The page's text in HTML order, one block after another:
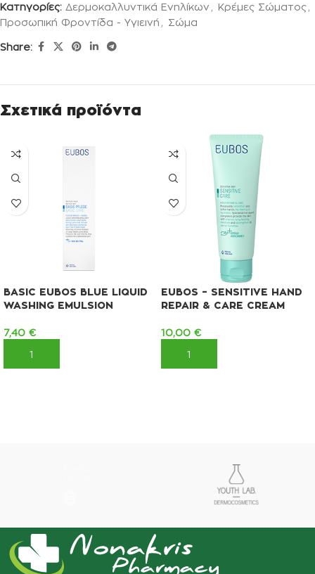
Κατηγορίες: Δερμοκαλλυντικά Ενηλίκων , Κρέμες Σώματος ,
Προσωπική Φροντίδα - Υγιεινή , Σώμα
Share:
Σχετικά προϊόντα
BASIC EUBOS BLUE LIQUID
WASHING EMULSION
7,40 €
ΠΡΟΣΘΉΚΗ ΣΤΟ ΚΑΛΆΘΙ
EUBOS – SENSITIVE HAND
REPAIR & CARE CREAM
10,00 €
ΠΡΟΣΘΉΚΗ ΣΤΟ ΚΑΛΆΘΙ